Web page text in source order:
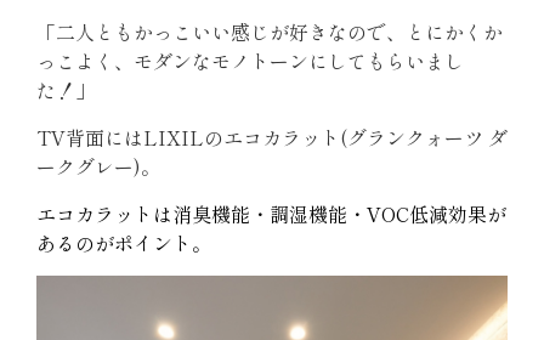
「二人ともかっこいい感じが好きなので、とにかくか
っこよく、モダンなモノトーンにしてもらいまし
た！」
TV背面にはLIXILのエコカラット(グランクォーツ ダ
ークグレー)。
エコカラットは消臭機能・調湿機能・VOC低減効果が
あるのがポイント。